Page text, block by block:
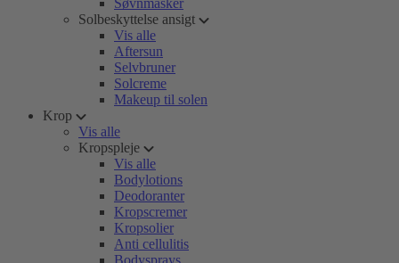
Søvnmasker
Solbeskyttelse ansigt
Vis alle
Aftersun
Selvbruner
Solcreme
Makeup til solen
Krop
Vis alle
Kropspleje
Vis alle
Bodylotions
Deodoranter
Kropscremer
Kropsolier
Anti cellulitis
Bodysprays